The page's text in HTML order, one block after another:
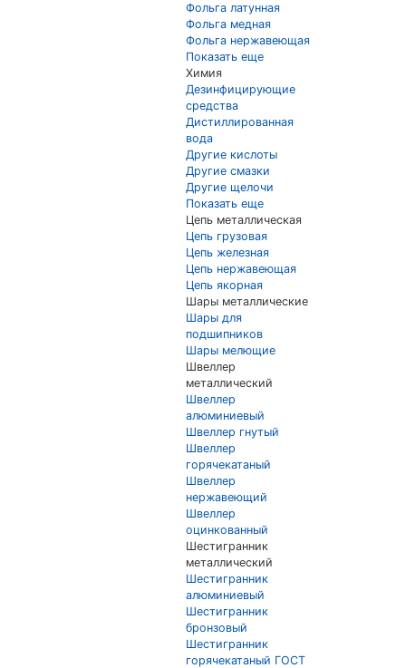
Фольга латунная
Фольга медная
Фольга нержавеющая
Показать еще
Химия
Дезинфицирующие
средства
Дистиллированная
вода
Другие кислоты
Другие смазки
Другие щелочи
Показать еще
Цепь металлическая
Цепь грузовая
Цепь железная
Цепь нержавеющая
Цепь якорная
Шары металлические
Шары для
подшипников
Шары мелющие
Швеллер
металлический
Швеллер
алюминиевый
Швеллер гнутый
Швеллер
горячекатаный
Швеллер
нержавеющий
Швеллер
оцинкованный
Шестигранник
металлический
Шестигранник
алюминиевый
Шестигранник
бронзовый
Шестигранник
горячекатаный ГОСТ